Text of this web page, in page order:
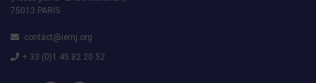
75013 PARIS
contact@iemj.org
+ 33 (0)1 45 82 20 52